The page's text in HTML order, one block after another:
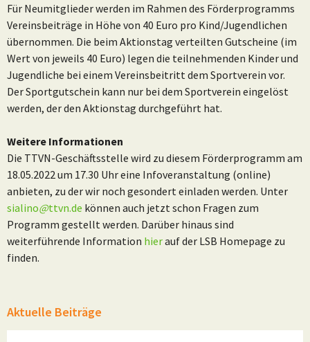
Für Neumitglieder werden im Rahmen des Förderprogramms
Vereinsbeiträge in Höhe von 40 Euro pro Kind/Jugendlichen
übernommen. Die beim Aktionstag verteilten Gutscheine (im
Wert von jeweils 40 Euro) legen die teilnehmenden Kinder und
Jugendliche bei einem Vereinsbeitritt dem Sportverein vor.
Der Sportgutschein kann nur bei dem Sportverein eingelöst
werden, der den Aktionstag durchgeführt hat.
Weitere Informationen
Die TTVN-Geschäftsstelle wird zu diesem Förderprogramm am
18.05.2022 um 17.30 Uhr eine Infoveranstaltung (online)
anbieten, zu der wir noch gesondert einladen werden. Unter
sialino@ttvn.de können auch jetzt schon Fragen zum
Programm gestellt werden. Darüber hinaus sind
weiterführende Information hierauf der LSB Homepage zu
finden.
Aktuelle Beiträge